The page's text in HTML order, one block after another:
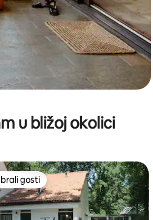
u bližoj okolici
gosti
gosti